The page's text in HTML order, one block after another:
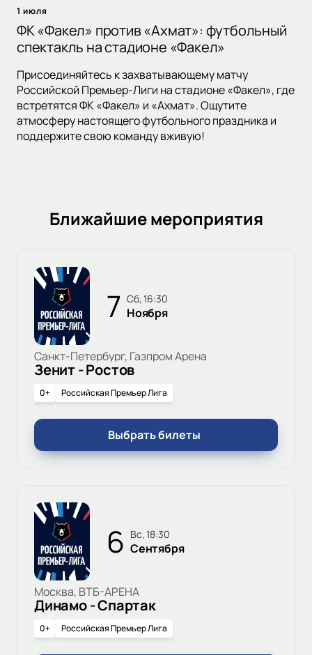
1 июля
ФК «Факел» против «Ахмат»: футбольный
спектакль на стадионе «Факел»
Присоединяйтесь к захватывающему матчу
Российской Премьер-Лиги на стадионе «Факел», где
встретятся ФК «Факел» и «Ахмат». Ощутите
атмосферу настоящего футбольного праздника и
поддержите свою команду вживую!
Ближайшие мероприятия
7 сб, 16:30
Ноября
Санкт-Петербург, Газпром Арена
Зенит - Ростов
0+ Российская Премьер Лига
Выбрать билеты
6 вс, 18:30
Сентября
Москва, ВТБ-АРЕНА
Динамо - Спартак
0+ Российская Премьер Лига